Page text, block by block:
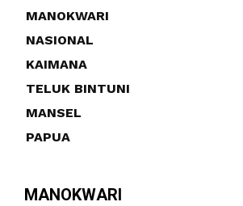
MANOKWARI
NASIONAL
KAIMANA
TELUK BINTUNI
MANSEL
PAPUA
MANOKWARI